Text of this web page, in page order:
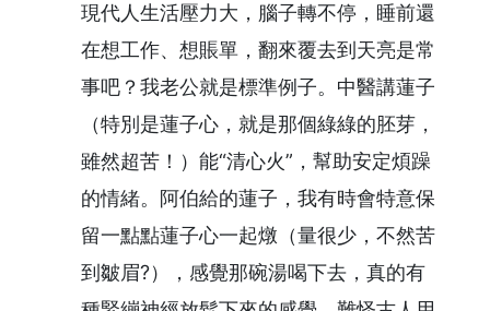
現代人生活壓力大，腦子轉不停，睡前還
在想工作、想賬單，翻來覆去到天亮是常
事吧？我老公就是標準例子。中醫講蓮子
（特別是蓮子心，就是那個綠綠的胚芽，
雖然超苦！）能“清心火”，幫助安定煩躁
的情緒。阿伯給的蓮子，我有時會特意保
留一點點蓮子心一起燉（量很少，不然苦
到皺眉?），感覺那碗湯喝下去，真的有